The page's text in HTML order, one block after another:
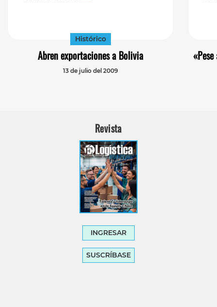
Histórico
Abren exportaciones a Bolivia
13 de julio del 2009
Revista
INGRESAR
SUSCRÍBASE